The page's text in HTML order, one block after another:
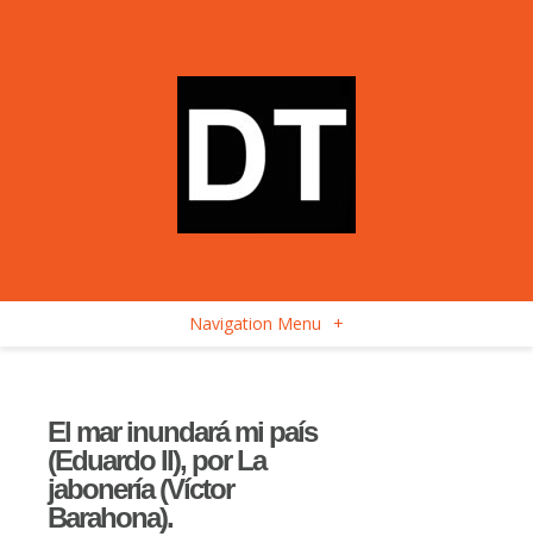
Navigation Menu +
El mar inundará mi país
(Eduardo II), por La
jabonería (Víctor
Barahona).